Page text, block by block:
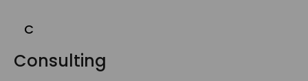
C
Consulting